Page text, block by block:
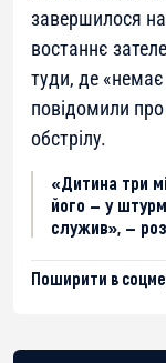
завершилося
востаннє
туди, де «немає
повідомили
обстрілу.
«Дитина три
його — у
служив», —
Поширити в